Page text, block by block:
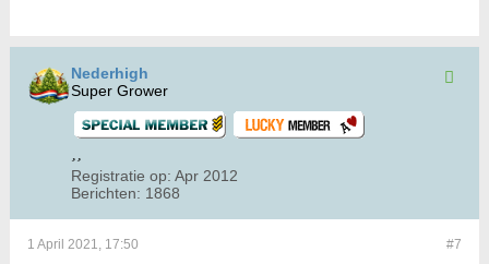
Nederhigh
Super Grower
Registratie op: Apr 2012
Berichten: 1868
#7
1 April 2021, 17:50